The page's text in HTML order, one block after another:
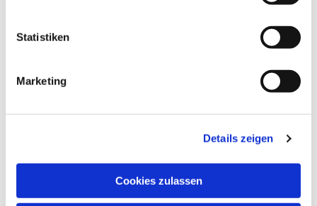
Statistiken
Marketing
Details zeigen
Cookies zulassen